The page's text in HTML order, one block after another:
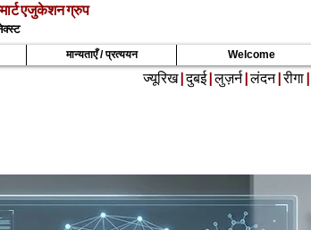
एजुकेशन ग्रुप
मान्यताएँ / प्रत्ययन Welcome
ज्यूरिख दुबई लुज़र्न लंदन रीगा